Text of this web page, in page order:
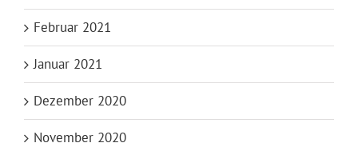
Februar 2021
Januar 2021
Dezember 2020
November 2020